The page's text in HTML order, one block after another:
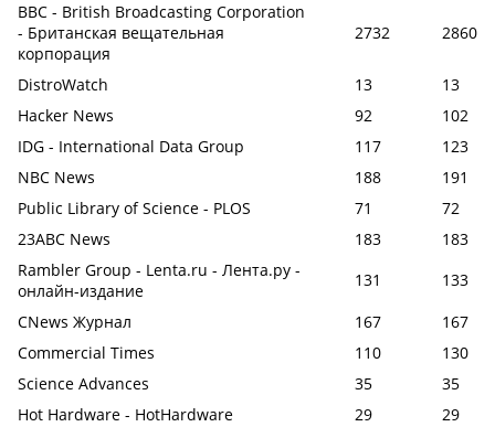
BBC - British Broadcasting Corporation
- Британская вещательная
корпорация
2732 2860
DistroWatch 13
13
Hacker News
92
102
IDG - International Data Group
117
123
NBC News
188
191
Public Library of Science - PLOS
71
72
23ABC News
183
183
Rambler Group - Lenta.ru - Лента.ру -
онлайн-издание
131
133
CNews Журнал
167
167
Commercial Times
110
130
Science Advances
35
35
Hot Hardware - HotHardware
29
29